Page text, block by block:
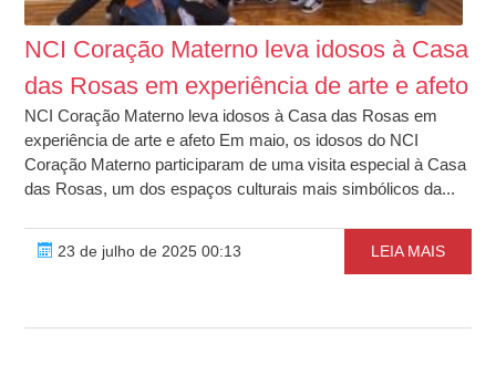
NCI Coração Materno leva idosos à Casa
das Rosas em experiência de arte e afeto
NCI Coração Materno leva idosos à Casa das Rosas em
experiência de arte e afeto Em maio, os idosos do NCI
Coração Materno participaram de uma visita especial à Casa
das Rosas, um dos espaços culturais mais simbólicos da...
23 de julho de 2025 00:13 LEIA MAIS